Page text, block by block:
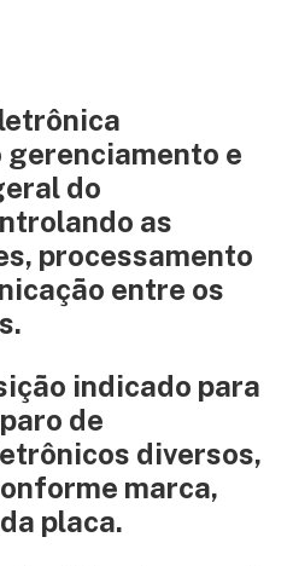
gerenciamento e
do
as
processamento
entre os
indicado para
de
diversos,
marca,
placa.